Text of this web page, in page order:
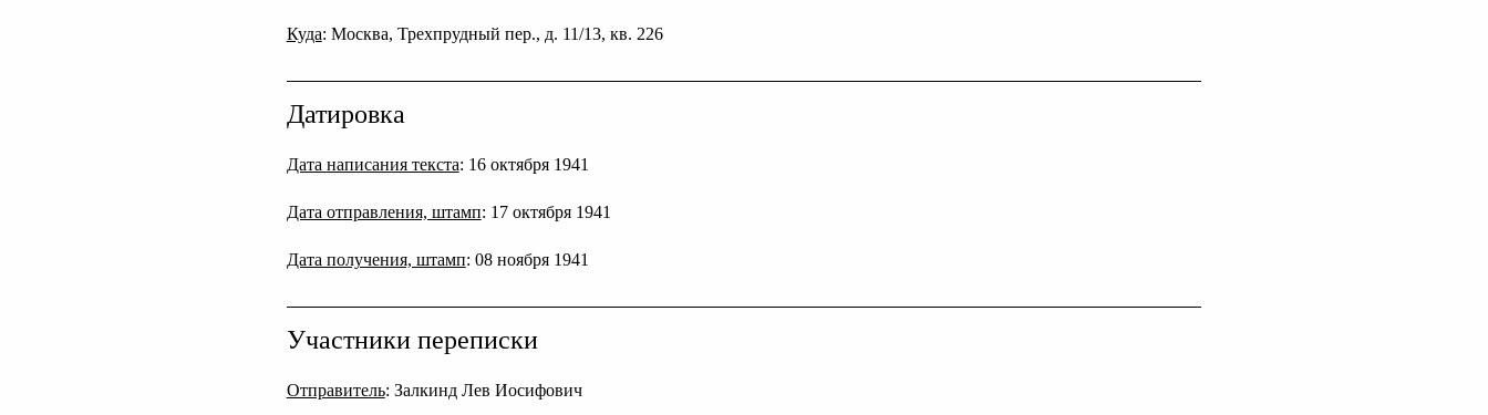
Куда: Москва, Трехпрудный пер., д. 11/13, кв. 226
Датировка
Дата написания текста: 16 октября 1941
Дата отправления, штамп: 17 октября 1941
Дата получения, штамп: 08 ноября 1941
Участники переписки
Отправитель: Залкинд Лев Иосифович